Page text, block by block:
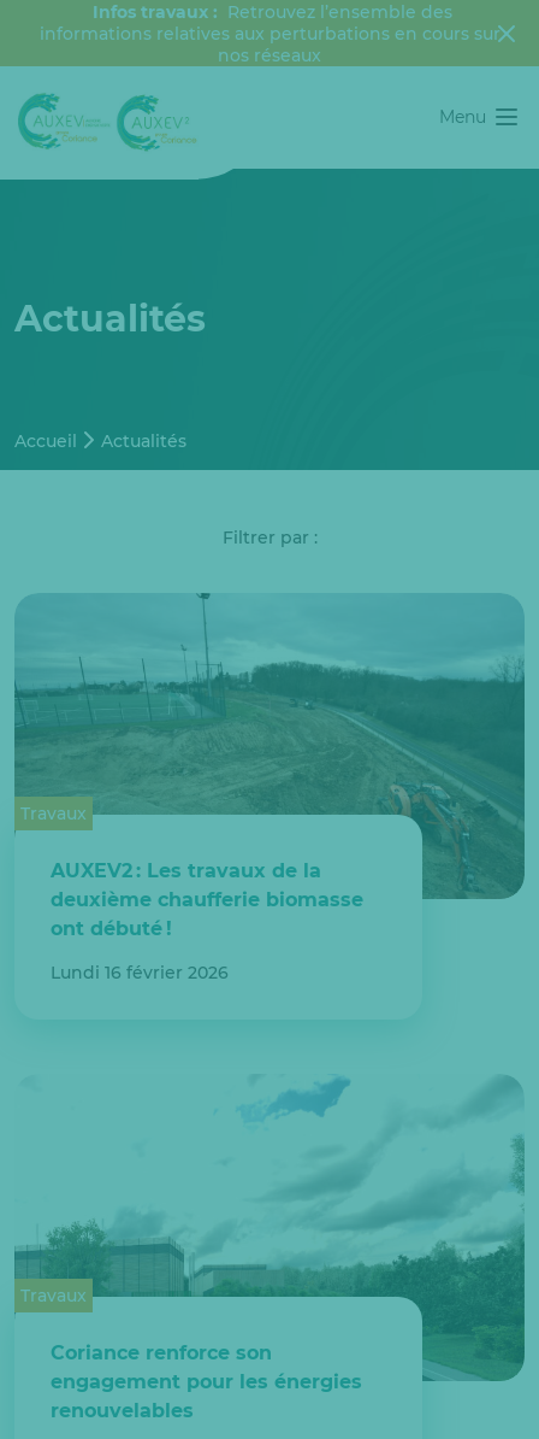
Infos travaux : Retrouvez l’ensemble des
informations relatives aux perturbations en cours sur
nos réseaux
Menu
Actualités
Accueil Actualités
Filtrer par :
Travaux
AUXEV2 : Les travaux de la
deuxième chaufferie biomasse
ont débuté !
Lundi 16 février 2026
Travaux
Coriance renforce son
engagement pour les énergies
renouvelables